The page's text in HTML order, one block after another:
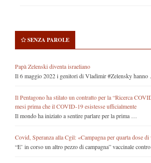
SENZA PAROLE
Papà Zelenski diventa israeliano
Il 6 maggio 2022 i genitori di Vladimir #Zelensky hanno …
Il Pentagono ha stilato un contratto per la “Ricerca
mesi prima che il COVID-19 esistesse ufficialmente
Il mondo ha iniziato a sentire parlare per la prima …
Covid, Speranza alla Cgil: «Campagna per quarta dose di
“E’ in corso un altro pezzo di campagna” vaccinale contro